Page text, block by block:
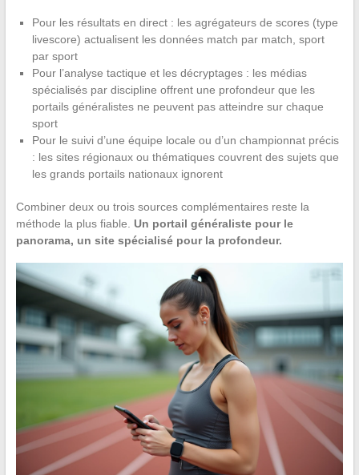
Pour les résultats en direct : les agrégateurs de scores (type
livescore) actualisent les données match par match, sport
par sport
Pour l’analyse tactique et les décryptages : les médias
spécialisés par discipline offrent une profondeur que les
portails généralistes ne peuvent pas atteindre sur chaque
sport
Pour le suivi d’une équipe locale ou d’un championnat précis
: les sites régionaux ou thématiques couvrent des sujets que
les grands portails nationaux ignorent
Combiner deux ou trois sources complémentaires reste la
méthode la plus fiable. Un portail généraliste pour le
panorama, un site spécialisé pour la profondeur.